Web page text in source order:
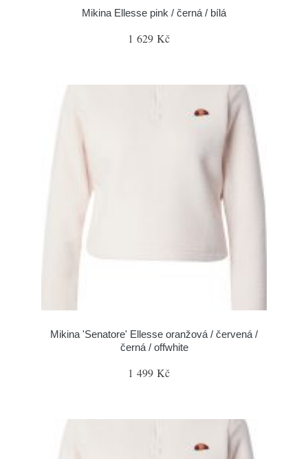
Mikina Ellesse pink / černá / bílá
1 629 Kč
Mikina 'Senatore' Ellesse oranžová / červená /
černá / offwhite
1 499 Kč